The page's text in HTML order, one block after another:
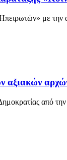
με την
αρχών
από